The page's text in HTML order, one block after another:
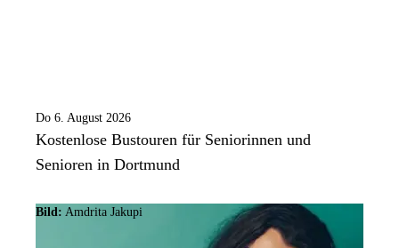
Do 6. August 2026
Kostenlose Bustouren für Seniorinnen und
Senioren in Dortmund
Bild: Amdrita Jakupi